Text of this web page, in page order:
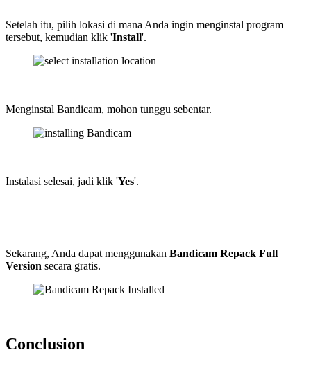
Setelah itu, pilih lokasi di mana Anda ingin menginstal program
tersebut, kemudian klik 'Install'.
Menginstal Bandicam, mohon tunggu sebentar.
Instalasi selesai, jadi klik 'Yes'.
Sekarang, Anda dapat menggunakan Bandicam Repack Full
Version secara gratis.
Conclusion